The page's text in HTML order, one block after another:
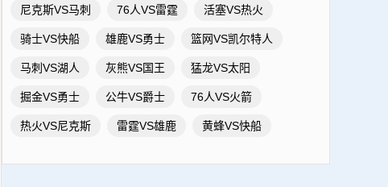
尼克斯VS马刺 76人VS雷霆 活塞VS热火
骑士VS快船 雄鹿VS勇士 篮网VS凯尔特人
马刺VS湖人 灰熊VS国王 猛龙VS太阳
掘金VS勇士 公牛VS爵士 76人VS火箭
热火VS尼克斯 雷霆VS雄鹿 黄蜂VS快船